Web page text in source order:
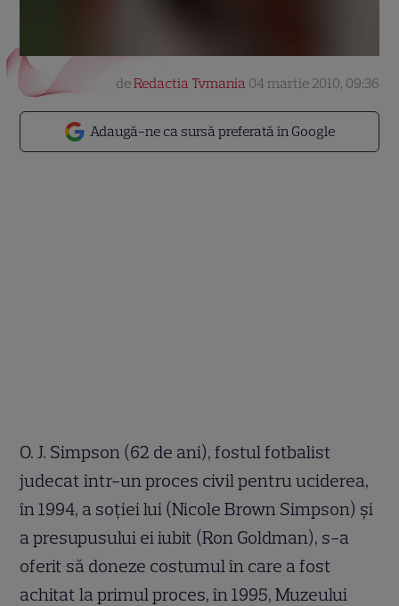
Adaugă-ne ca sursă preferată în Google
deRedactia Tvmania 04 martie 2010, 09:36
O. J. Simpson (62 de ani), fostul fotbalist
judecat într-un proces civil pentru uciderea,
în 1994, a soţiei lui (Nicole Brown Simpson) şi
a presupusului ei iubit (Ron Goldman), s-a
oferit să doneze costumul în care a fost
achitat la primul proces, în 1995, Muzeului